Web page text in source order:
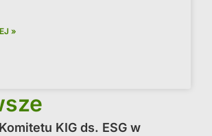
»
KIG ds. ESG w